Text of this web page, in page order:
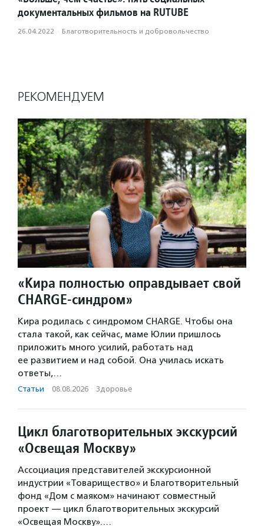
документальных фильмов на RUTUBE
26.04.2022 · Благотвори­тель­ность и доброволь­чест­во
РЕКОМЕНДУЕМ
«Кира полностью оправдывает свой
CHARGE-синдром»
Кира родилась с синдромом CHARGE. Чтобы она
стала такой, как сейчас, маме Юлии пришлось
приложить много усилий, работать над
ее развитием и над собой. Она училась искать
ответы,…
Статьи · 08.08.2026 · Здоровье
Цикл благотворительных экскурсий
«Освещая Москву»
Ассоциация представителей экскурсионной
индустрии «Товарищество» и Благотворительный
фонд «Дом с маяком» начинают совместный
проект — цикл благотворительных экскурсий
«Освещая Москву».…